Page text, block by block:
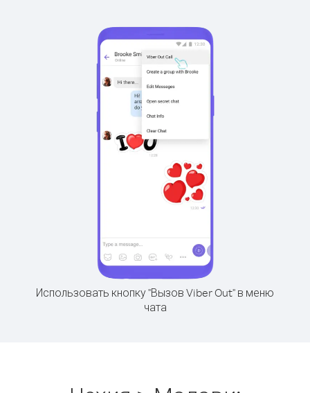
Использовать кнопку "Вызов Viber Out" в меню
чата